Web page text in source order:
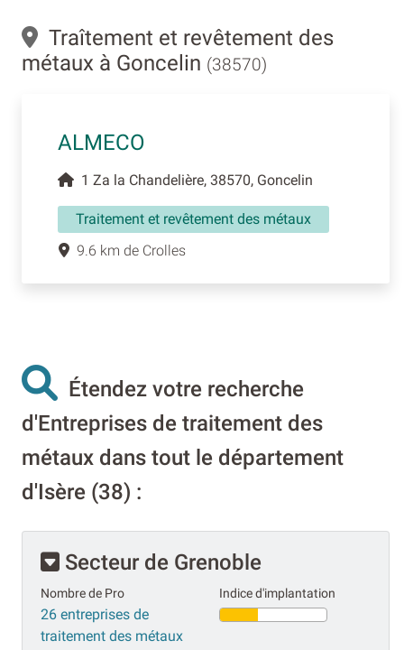
Traîtement et revêtement des
métaux à Goncelin (38570)
ALMECO
1 Za la Chandelière, 38570, Goncelin
Traitement et revêtement des métaux
9.6 km de Crolles
Étendez votre recherche
d'Entreprises de traitement des
métaux dans tout le département
d'Isère (38) :
Secteur de Grenoble
Nombre de Pro
26 entreprises de
traitement des métaux
Indice d'implantation